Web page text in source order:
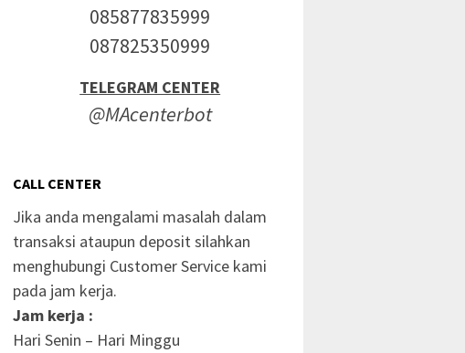
085877835999
087825350999
TELEGRAM CENTER
@MAcenterbot
CALL CENTER
Jika anda mengalami masalah dalam
transaksi ataupun deposit silahkan
menghubungi Customer Service kami
pada jam kerja.
Jam kerja :
Hari Senin – Hari Minggu